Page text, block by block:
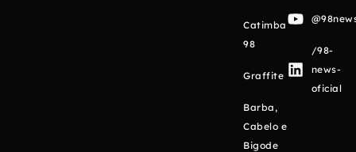
Catimba
98
Graffite
Barba,
Cabelo e
Bigode
/98-
news-
oficial